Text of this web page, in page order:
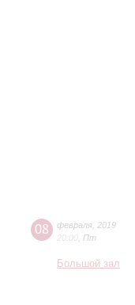
08 февраля 2019
20:00 Пт
Большой зал